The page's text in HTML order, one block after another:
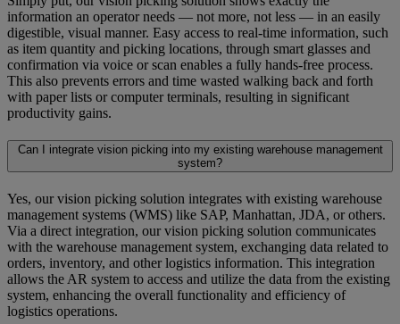
information an operator needs — not more, not less — in an easily
digestible, visual manner. Easy access to real-time information, such
as item quantity and picking locations, through smart glasses and
confirmation via voice or scan enables a fully hands-free process.
This also prevents errors and time wasted walking back and forth
with paper lists or computer terminals, resulting in significant
productivity gains.
Can I integrate vision picking into my existing warehouse management
system?
Yes, our vision picking solution integrates with existing warehouse
management systems (WMS) like SAP, Manhattan, JDA, or others.
Via a direct integration, our vision picking solution communicates
with the warehouse management system, exchanging data related to
orders, inventory, and other logistics information. This integration
allows the AR system to access and utilize the data from the existing
system, enhancing the overall functionality and efficiency of
logistics operations.